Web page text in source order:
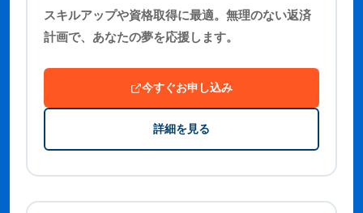
スキルアップや資格取得に最適。無理のない返済
計画で、あなたの夢を応援します。
今すぐお申し込み
詳細を見る